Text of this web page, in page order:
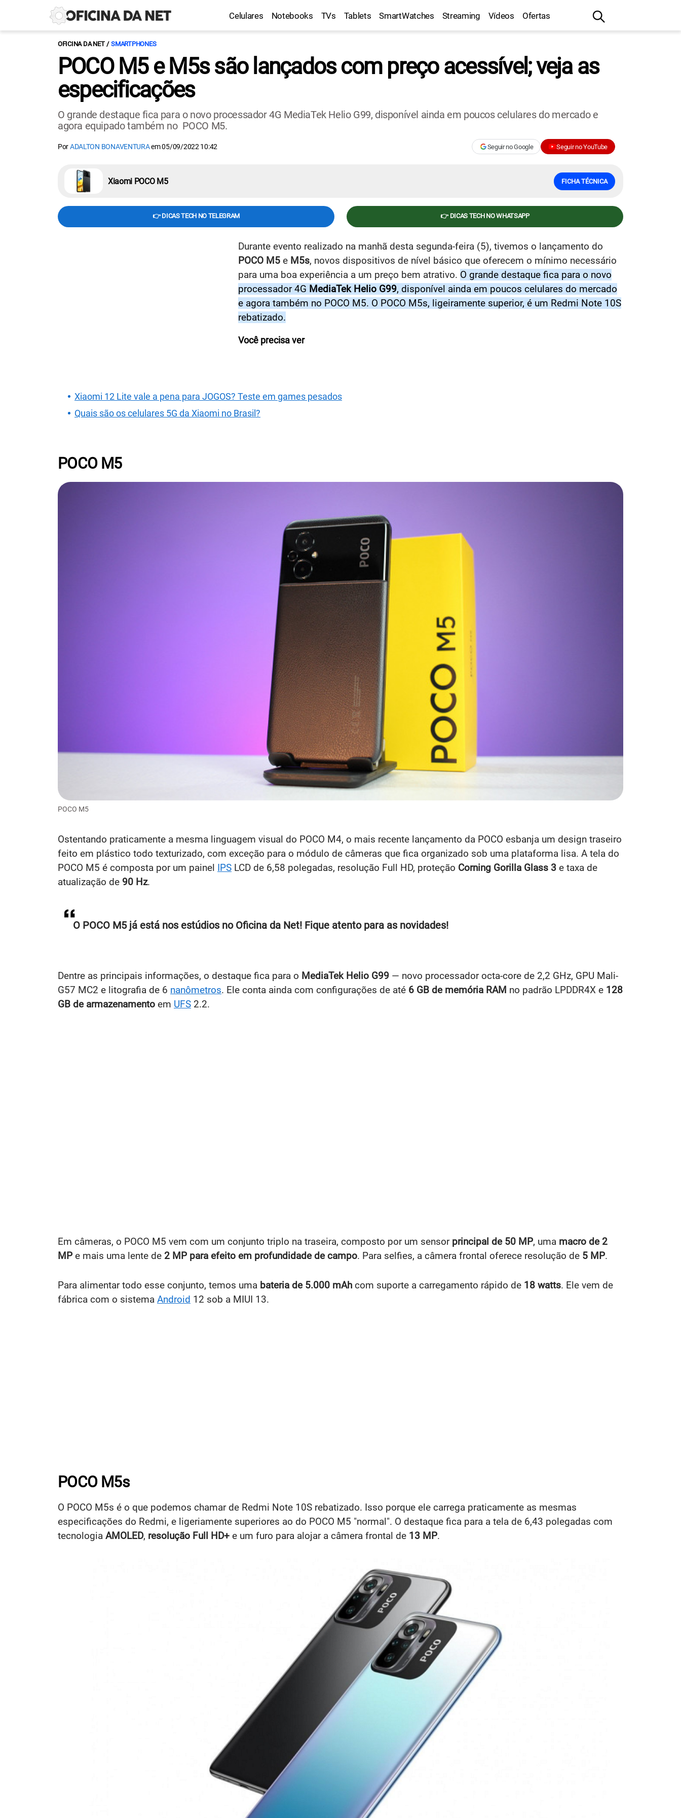
Celulares Notebooks TVs Tablets SmartWatches Streaming Vídeos Ofertas
OFICINA DA NET SMARTPHONES
POCO M5 e M5s são lançados com preço acessível; veja as
especificações
O grande destaque fica para o novo processador 4G MediaTek Helio G99, disponível ainda em poucos celulares do mercado e
agora equipado também no POCO M5.
PorADALTON BONAVENTURAem05/09/2022 10:42 Seguir no Google Seguir no YouTube
Xiaomi POCO M5 FICHA TÉCNICA
👉 DICAS TECH NO TELEGRAM 👉 DICAS TECH NO WHATSAPP
Durante evento realizado na manhã desta segunda-feira (5), tivemos o lançamento do
POCO M5 e M5s, novos dispositivos de nível básico que oferecem o mínimo necessário
para uma boa experiência a um preço bem atrativo. O grande destaque fica para o novo
processador 4G MediaTek Helio G99, disponível ainda em poucos celulares do mercado
e agora também no POCO M5. O POCO M5s, ligeiramente superior, é um Redmi Note 10S
rebatizado.
Você precisa ver
Xiaomi 12 Lite vale a pena para JOGOS? Teste em games pesados
Quais são os celulares 5G da Xiaomi no Brasil?
POCO M5
POCO M5
Ostentando praticamente a mesma linguagem visual do POCO M4, o mais recente lançamento da POCO esbanja um design traseiro
feito em plástico todo texturizado, com exceção para o módulo de câmeras que fica organizado sob uma plataforma lisa. A tela do
POCO M5 é composta por um painel IPS LCD de 6,58 polegadas, resolução Full HD, proteção Corning Gorilla Glass 3 e taxa de
atualização de 90 Hz.
O POCO M5 já está nos estúdios no Oficina da Net! Fique atento para as novidades!
Dentre as principais informações, o destaque fica para o MediaTek Helio G99 — novo processador octa-core de 2,2 GHz, GPU Mali-
G57 MC2 e litografia de 6 nanômetros. Ele conta ainda com configurações de até 6 GB de memória RAM no padrão LPDDR4X e 128
GB de armazenamento em UFS 2.2.
Em câmeras, o POCO M5 vem com um conjunto triplo na traseira, composto por um sensor principal de 50 MP, uma macro de 2
MP e mais uma lente de 2 MP para efeito em profundidade de campo. Para selfies, a câmera frontal oferece resolução de 5 MP.
Para alimentar todo esse conjunto, temos uma bateria de 5.000 mAh com suporte a carregamento rápido de 18 watts. Ele vem de
fábrica com o sistema Android 12 sob a MIUI 13.
POCO M5s
O POCO M5s é o que podemos chamar de Redmi Note 10S rebatizado. Isso porque ele carrega praticamente as mesmas
especificações do Redmi, e ligeriamente superiores ao do POCO M5 "normal". O destaque fica para a tela de 6,43 polegadas com
tecnologia AMOLED, resolução Full HD+ e um furo para alojar a câmera frontal de 13 MP.